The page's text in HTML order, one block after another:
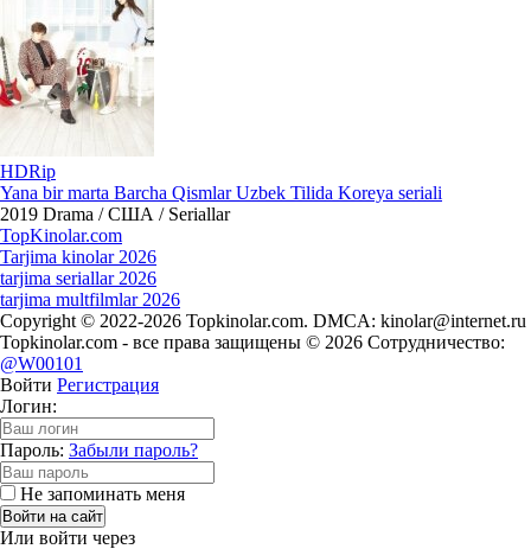
HDRip
Yana bir marta Barcha Qismlar Uzbek Tilida Koreya seriali
2019 Drama / США / Seriallar
TopKinolar.com
Tarjima kinolar 2026
tarjima seriallar 2026
tarjima multfilmlar 2026
Copyright © 2022-2026 Topkinolar.com. DMCA: kinolar@internet.ru
Topkinolar.com - все права защищены © 2026 Сотрудничество:
@W00101
Войти Регистрация
Логин:
Пароль: Забыли пароль?
Не запоминать меня
Войти на сайт
Или войти через